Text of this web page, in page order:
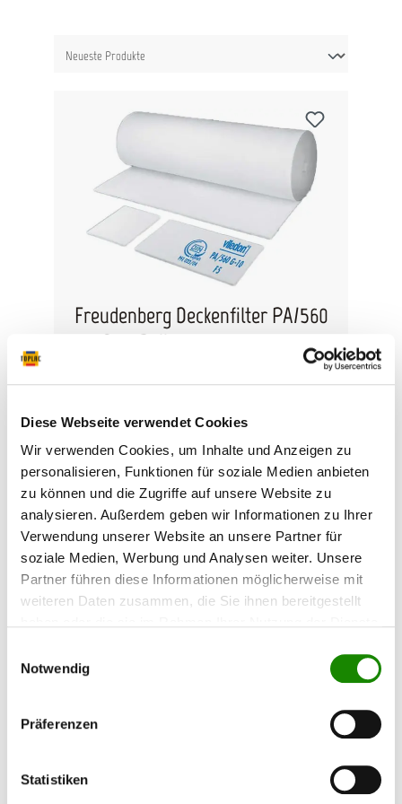
Diese Webseite verwendet Cookies
Wir verwenden Cookies, um Inhalte und Anzeigen zu
personalisieren, Funktionen für soziale Medien anbieten
zu können und die Zugriffe auf unsere Website zu
analysieren. Außerdem geben wir Informationen zu Ihrer
Verwendung unserer Website an unsere Partner für
soziale Medien, Werbung und Analysen weiter. Unsere
Partner führen diese Informationen möglicherweise mit
weiteren Daten zusammen, die Sie ihnen bereitgestellt
Notwendig
Präferenzen
Statistiken
Freudenberg Deckenfilter PA/560
G-10 Rolle 3050 x 1050mm
Deckenfilter sind in der Endfiltration von
Feinfiltermatte PA/560 G-10 scheidet praktisch
größtmögliche Sicherheit gegenüber
Lackschäden. Abmessungen: 3050 x
1050mm/Rolle = 3,2m²119,33 €*